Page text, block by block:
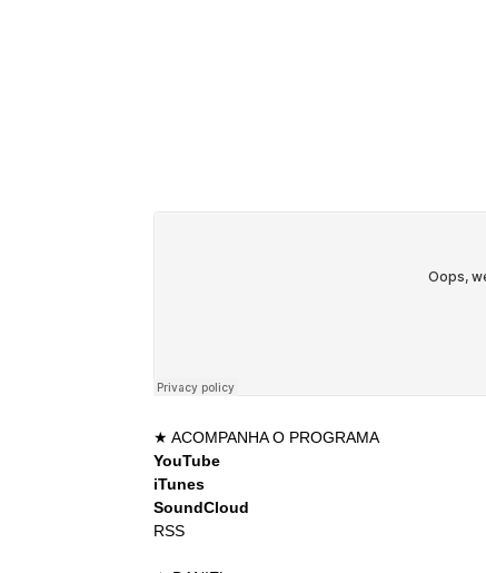
★ ACOMPANHA O PROGRAMA
YouTube
iTunes
SoundCloud
RSS